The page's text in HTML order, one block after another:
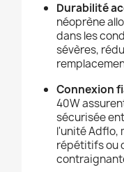
Durabilité
néoprène
dans les
sévères,
Connexion
40W
sécurisée
l'unité Adflo,
répétitifs ou